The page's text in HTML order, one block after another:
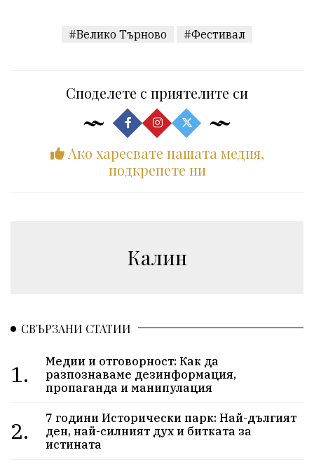
#Велико Търново #Фестивал
Споделете с приятелите си
Ако харесвате нашата медия,
подкрепете ни
Калин
СВЪРЗАНИ СТАТИИ
1.
Медии и отговорност: Как да
разпознаваме дезинформация,
пропаганда и манипулация
2.
7 години Исторически парк: Най-дългият
ден, най-силният дух и битката за
истината